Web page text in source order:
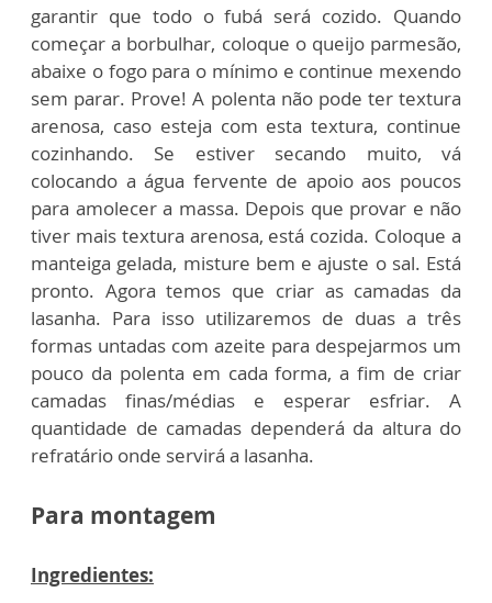
garantir que todo o fubá será cozido. Quando
começar a borbulhar, coloque o queijo parmesão,
abaixe o fogo para o mínimo e continue mexendo
sem parar. Prove! A polenta não pode ter textura
arenosa, caso esteja com esta textura, continue
cozinhando. Se estiver secando muito, vá
colocando a água fervente de apoio aos poucos
para amolecer a massa. Depois que provar e não
tiver mais textura arenosa, está cozida. Coloque a
manteiga gelada, misture bem e ajuste o sal. Está
pronto. Agora temos que criar as camadas da
lasanha. Para isso utilizaremos de duas a três
formas untadas com azeite para despejarmos um
pouco da polenta em cada forma, a fim de criar
camadas finas/médias e esperar esfriar. A
quantidade de camadas dependerá da altura do
refratário onde servirá a lasanha.
Para montagem
Ingredientes: